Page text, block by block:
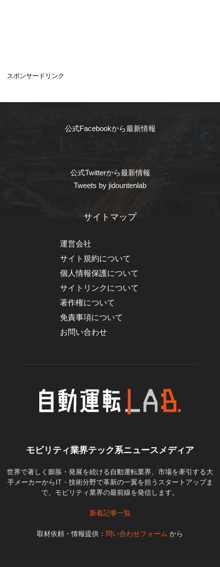
スポンサードリンク
公式Facebookから最新情報
公式Twitterから最新情報
Tweets by jidountenlab
サイトマップ
運営会社
サイト規約について
個人情報保護について
サイトリンクについて
著作権について
免責事項について
お問い合わせ
モビリティ業界テック系ニュースメディア
世界で著しく膨脹・発展を続ける自動運転業界。市場を牽引する大
手メーカーからIT・技術分野で革新の一翼を担うスタートアップま
で、モビリティ業界の最前線を発信します。
新着記事一覧
取材依頼・情報提供： 問い合わせフォーム から